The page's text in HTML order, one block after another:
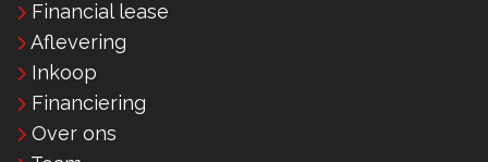
Financial lease
Aflevering
Inkoop
Financiering
Over ons